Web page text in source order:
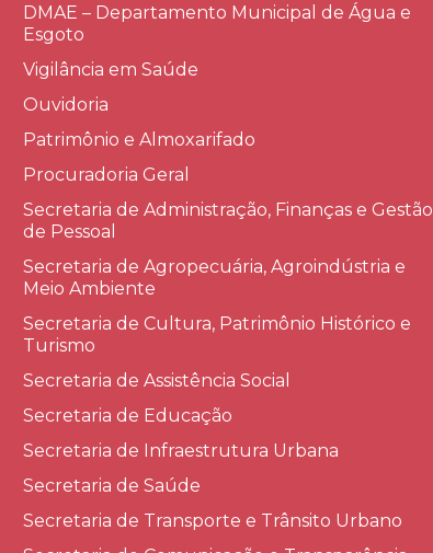
DMAE – Departamento Municipal de Água e
Esgoto
Vigilância em Saúde
Ouvidoria
Patrimônio e Almoxarifado
Procuradoria Geral
Secretaria de Administração, Finanças e Gestão
de Pessoal
Secretaria de Agropecuária, Agroindústria e
Meio Ambiente
Secretaria de Cultura, Patrimônio Histórico e
Turismo
Secretaria de Assistência Social
Secretaria de Educação
Secretaria de Infraestrutura Urbana
Secretaria de Saúde
Secretaria de Transporte e Trânsito Urbano